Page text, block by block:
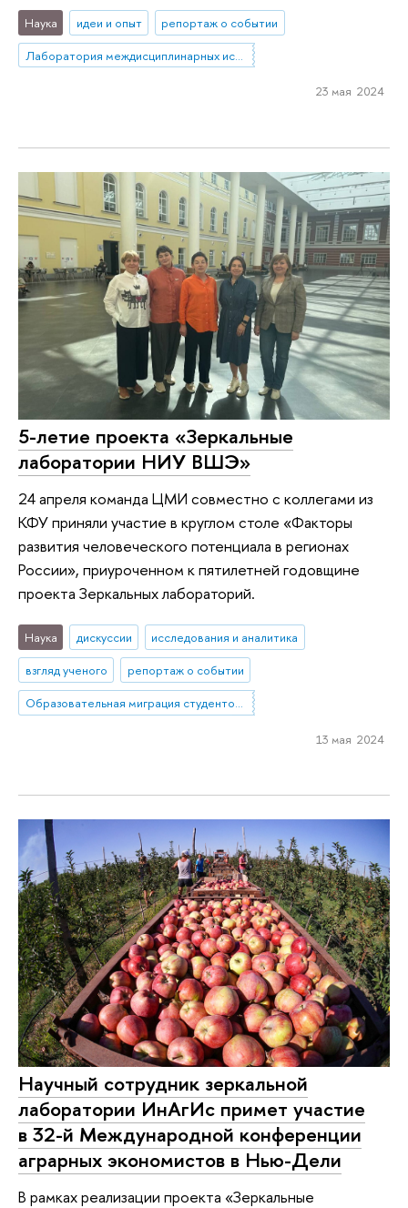
Наука идеи и опыт
репортаж о событии
Лаборатория междисциплинарных исследований по антропологии труда
23 мая 2024
5-летие проекта «Зеркальные
лаборатории НИУ ВШЭ»
24 апреля команда ЦМИ совместно с коллегами из
КФУ приняли участие в круглом столе «Факторы
развития человеческого потенциала в регионах
России», приуроченном к пятилетней годовщине
проекта Зеркальных лабораторий.
Наука дискуссии
исследования и аналитика
взгляд ученого
репортаж о событии
Образовательная миграция студентов из небольших городов и сел в мегаполисы. Социальное включение как способ повышения устойчивости: барьеры, стратегии, успешные практики
13 мая 2024
Научный сотрудник зеркальной
лаборатории ИнАгИс примет участие
в 32-й Международной конференции
аграрных экономистов в Нью-Дели
В рамках реализации проекта «Зеркальные